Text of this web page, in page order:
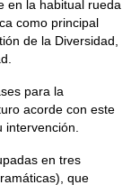
en la habitual rueda
como principal
de la Diversidad,
para la
acorde con este
en tres
que